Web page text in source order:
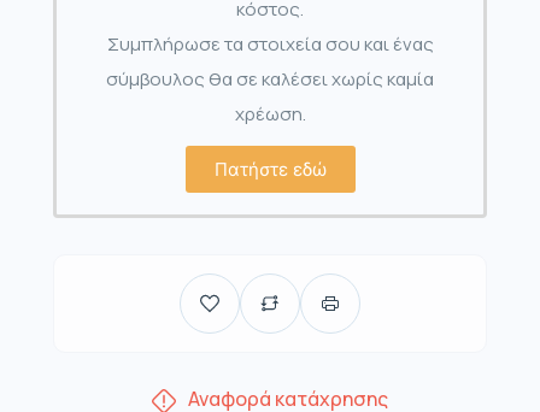
κόστος.
Συμπλήρωσε τα στοιχεία σου και ένας
σύμβουλος θα σε καλέσει χωρίς καμία
χρέωση.
Πατήστε εδώ
Αναφορά κατάχρησης